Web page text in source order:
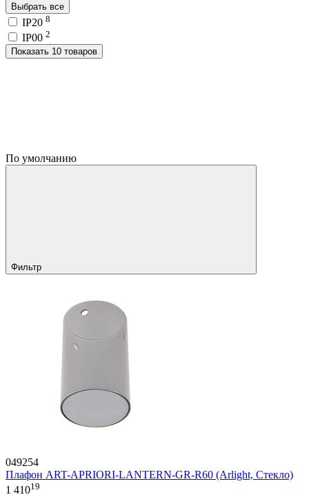
Выбрать все
IP20 8
IP00 2
Показать 10 товаров
По умолчанию
Фильтр
049254
Плафон ART-APRIORI-LANTERN-GR-R60 (Arlight, Стекло)
1 41019